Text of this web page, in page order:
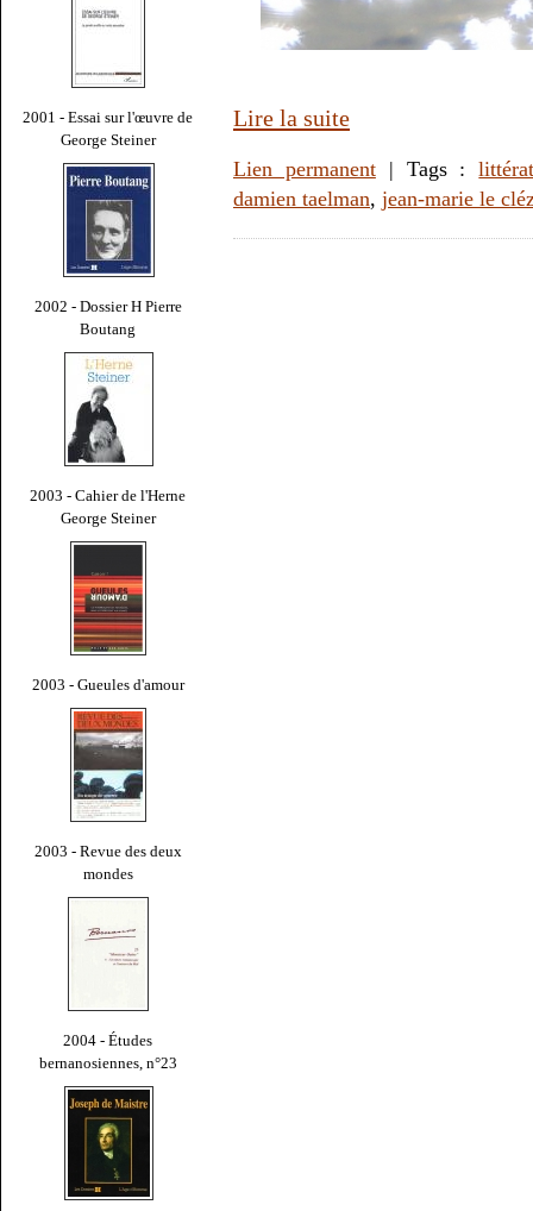
2001 - Essai sur l'œuvre de
George Steiner
2002 - Dossier H Pierre
Boutang
2003 - Cahier de l'Herne
George Steiner
2003 - Gueules d'amour
2003 - Revue des deux
mondes
2004 - Études
bernanosiennes, n°23
Lire la suite
Lien permanent| Tags :
damien taelman, jean-marie le